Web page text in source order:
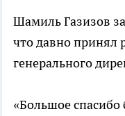
Шамиль Газизов
что давно принял
генерального
«Большое